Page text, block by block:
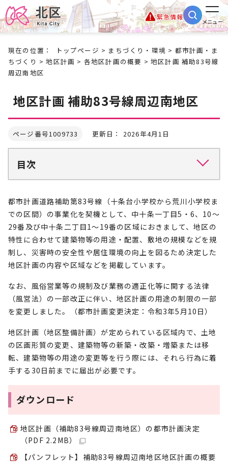
緊急情報
メニュー
現在の位置： トップページ > まちづくり・環境 > 都市計画・ま
ちづくり >地区計画 > 各地区計画の概要 > 地区計画 補助83号線
周辺南地区
地区計画 補助83号線周辺南地区
ページ番号1009733 更新日： 2026年4月1日
目次
都市計画道路補助第83号線（十条台小学校から荒川小学校ま
での区間）の事業化を契機として、中十条一丁目5・6、10～
29番及び中十条二丁目1～19番の区域におきまして、地区の
特性に合わせて建築物等の用途・配置、敷地の規模などを規
制し、災害時の安全性や居住環境の向上を図るため決定した
地区計画の内容や区域などを掲載しています。
なお、風俗営業等の規制及び業務の適正化等に関する法律
（風営法）の一部改正に伴い、地区計画の用途の制限の一部
を変更しました。（都市計画変更決定：令和3年5月10日）
地区計画（地区整備計画）が定められている区域内で、土地
の区画形質の変更、建築物等の新築・改築・増築または移
転、建築物等の用途の変更等を行う際には、それら行為に着
手する30日前までに届出が必要です。
ダウンロード
地区計画（補助83号線周辺南地区）の都市計画決定
（PDF 2.2MB）
【パンフレット】補助83号線周辺南地区地区計画の概要